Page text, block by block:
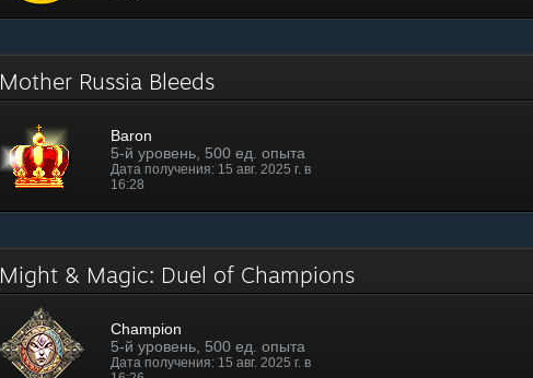
Mother Russia Bleeds
Baron
5-й уровень, 500 ед. опыта
Дата получения: 15 авг. 2025 г. в
16:28
Might & Magic: Duel of Champions
Champion
5-й уровень, 500 ед. опыта
Дата получения: 15 авг. 2025 г. в